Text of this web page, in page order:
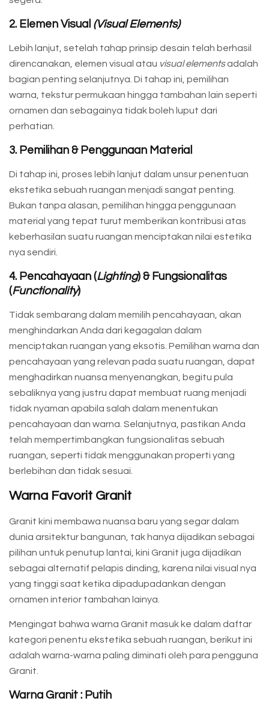
2. Elemen Visual (Visual Elements)
Lebih lanjut, setelah tahap prinsip desain telah berhasil
direncanakan, elemen visual atau visual elementsadalah
bagian penting selanjutnya. Di tahap ini, pemilihan
warna, tekstur permukaan hingga tambahan lain seperti
ornamen dan sebagainya tidak boleh luput dari
perhatian.
3. Pemilihan & Penggunaan Material
Di tahap ini, proses lebih lanjut dalam unsur penentuan
ekstetika sebuah ruangan menjadi sangat penting.
Bukan tanpa alasan, pemilihan hingga penggunaan
material yang tepat turut memberikan kontribusi atas
keberhasilan suatu ruangan menciptakan nilai estetika
nya sendiri.
4. Pencahayaan (Lighting) & Fungsionalitas
(Functionality)
Tidak sembarang dalam memilih pencahayaan, akan
menghindarkan Anda dari kegagalan dalam
menciptakan ruangan yang eksotis. Pemilihan warna dan
pencahayaan yang relevan pada suatu ruangan, dapat
menghadirkan nuansa menyenangkan, begitu pula
sebaliknya yang justru dapat membuat ruang menjadi
tidak nyaman apabila salah dalam menentukan
pencahayaan dan warna. Selanjutnya, pastikan Anda
telah mempertimbangkan fungsionalitas sebuah
ruangan, seperti tidak menggunakan properti yang
berlebihan dan tidak sesuai.
Warna Favorit Granit
Granit kini membawa nuansa baru yang segar dalam
dunia arsitektur bangunan, tak hanya dijadikan sebagai
pilihan untuk penutup lantai, kini Granit juga dijadikan
sebagai alternatif pelapis dinding, karena nilai visual nya
yang tinggi saat ketika dipadupadankan dengan
ornamen interior tambahan lainya.
Mengingat bahwa warna Granit masuk ke dalam daftar
kategori penentu ekstetika sebuah ruangan, berikut ini
adalah warna-warna paling diminati oleh para pengguna
Granit.
Warna Granit : Putih